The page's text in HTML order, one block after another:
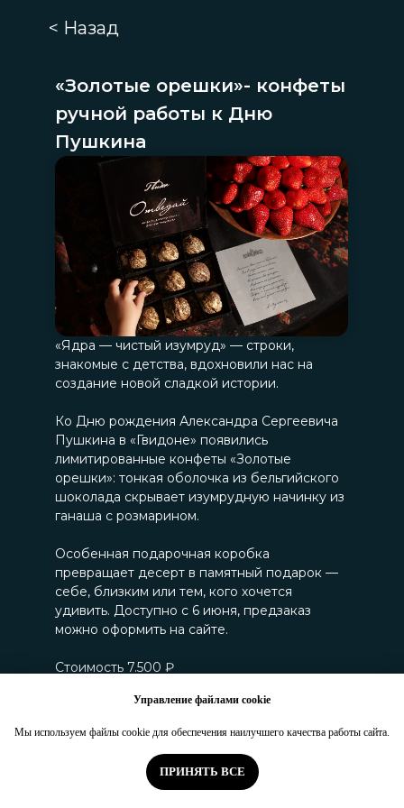
Управление файлами cookie
Мы используем файлы cookie для обеспечения наилучшего качества работы сайта.
ПРИНЯТЬ ВСЕ
«Золотые орешки»- конфеты
ручной работы к Дню
Пушкина
«Ядра — чистый изумруд» — строки,
знакомые с детства, вдохновили нас на
создание новой сладкой истории.
Ко Дню рождения Александра Сергеевича
Пушкина в «Гвидоне» появились
лимитированные конфеты «Золотые
орешки»: тонкая оболочка из бельгийского
шоколада скрывает изумрудную начинку из
ганаша с розмарином.
Особенная подарочная коробка
превращает десерт в памятный подарок —
себе, близким или тем, кого хочется
удивить. Доступно с 6 июня, предзаказ
можно оформить на сайте.
Стоимость 7.500 ₽
Забронировать
< Назад